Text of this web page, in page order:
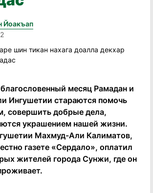
Йоакъап
месяц Рамадан и
Ингушетии стараются помочь
совершить добрые дела,
украшением нашей жизни.
Махмуд-Али Калиматов,
газете «Сердало», оплатил
жителей города Сунжи, где он